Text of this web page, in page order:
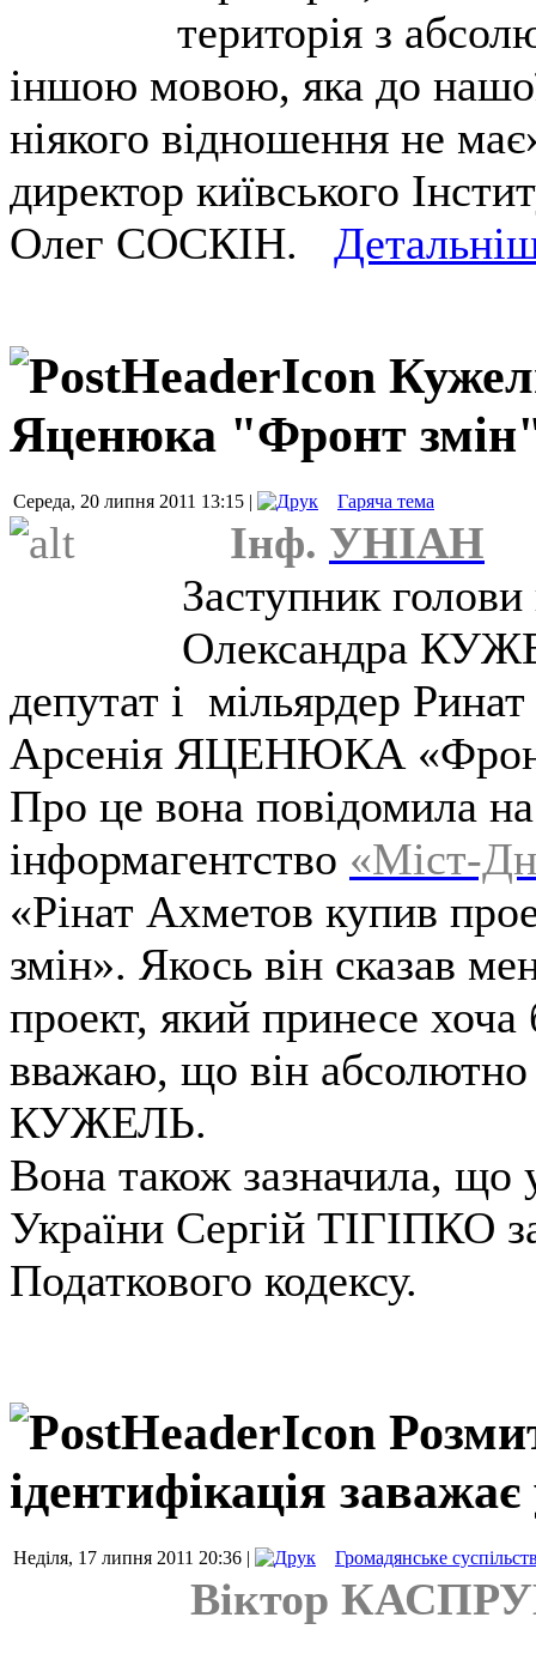
територія з
іншою мовою, яка до
ніякого відношення не
директор київського
Олег СОСКІН.
Яценюка "Фронт
Середа, 20 липня 2011 13:15 | Гаряча тема
Інф. УНІАН
Заступник голови
Олександра
депутат і мільярдер Ринат
Арсенія ЯЦЕНЮКА «
Про це вона повідомила на
інформагентство «Міст-
«Рінат Ахметов купив
змін». Якось він сказав
проект, який принесе хоча
вважаю, що він абсолютно
КУЖЕЛЬ.
Вона також зазначила, що
України Сергій ТІГІПКО
Податкового кодексу.
ідентифікація
Неділя, 17 липня 2011 20:36 | Громадянське
Віктор